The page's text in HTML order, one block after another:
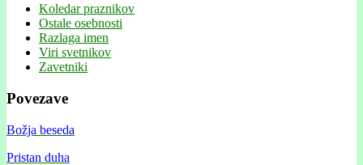
Koledar praznikov
Ostale osebnosti
Razlaga imen
Viri svetnikov
Zavetniki
Povezave
Božja beseda
Pristan duha